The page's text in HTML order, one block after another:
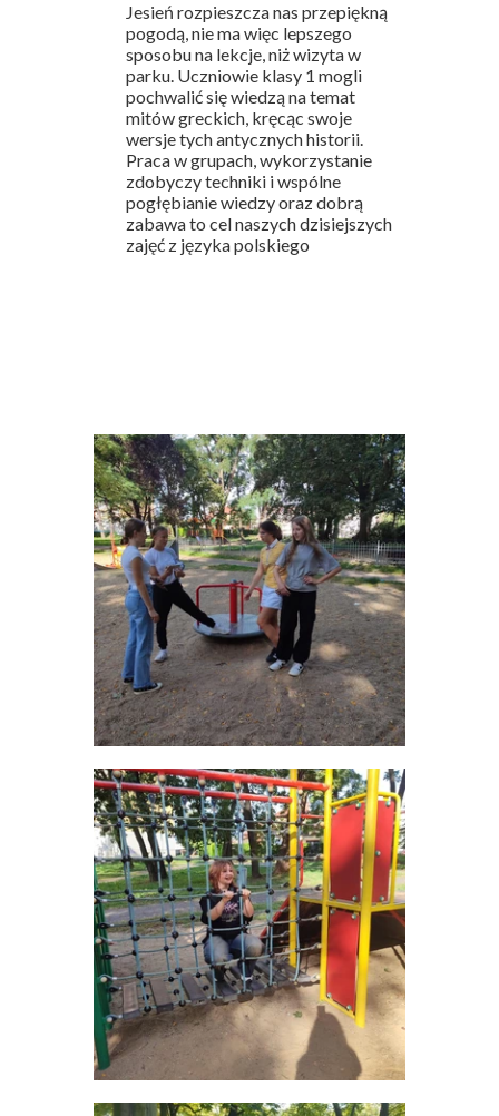
Jesień rozpieszcza nas przepiękną
pogodą, nie ma więc lepszego
sposobu na lekcje, niż wizyta w
parku. Uczniowie klasy 1 mogli
pochwalić się wiedzą na temat
mitów greckich, kręcąc swoje
wersje tych antycznych historii.
Praca w grupach, wykorzystanie
zdobyczy techniki i wspólne
pogłębianie wiedzy oraz dobrą
zabawa to cel naszych dzisiejszych
zajęć z języka polskiego